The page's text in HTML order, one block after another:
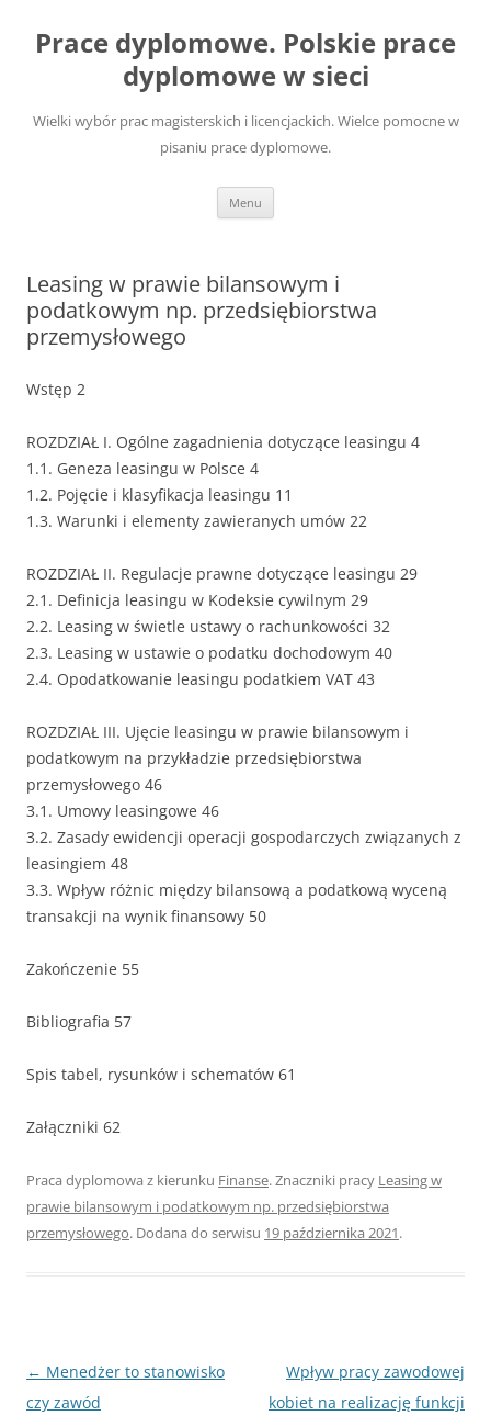
treści
Prace dyplomowe. Polskie prace
dyplomowe w sieci
Wielki wybór prac magisterskich i licencjackich. Wielce pomocne w
pisaniu prace dyplomowe.
Menu
Leasing w prawie bilansowym i
podatkowym np. przedsiębiorstwa
przemysłowego
Wstęp 2
ROZDZIAŁ I. Ogólne zagadnienia dotyczące leasingu 4
1.1. Geneza leasingu w Polsce 4
1.2. Pojęcie i klasyfikacja leasingu 11
1.3. Warunki i elementy zawieranych umów 22
ROZDZIAŁ II. Regulacje prawne dotyczące leasingu 29
2.1. Definicja leasingu w Kodeksie cywilnym 29
2.2. Leasing w świetle ustawy o rachunkowości 32
2.3. Leasing w ustawie o podatku dochodowym 40
2.4. Opodatkowanie leasingu podatkiem VAT 43
ROZDZIAŁ III. Ujęcie leasingu w prawie bilansowym i
podatkowym na przykładzie przedsiębiorstwa
przemysłowego 46
3.1. Umowy leasingowe 46
3.2. Zasady ewidencji operacji gospodarczych związanych z
leasingiem 48
3.3. Wpływ różnic między bilansową a podatkową wyceną
transakcji na wynik finansowy 50
Zakończenie 55
Bibliografia 57
Spis tabel, rysunków i schematów 61
Załączniki 62
Praca dyplomowa z kierunku Finanse. Znaczniki pracy Leasing w
prawie bilansowym i podatkowym np. przedsiębiorstwa
przemysłowego. Dodana do serwisu 19 października 2021.
Nawigacja
wpisu
← Menedżer to stanowisko
czy zawód
Wpływ pracy zawodowej
kobiet na realizację funkcji